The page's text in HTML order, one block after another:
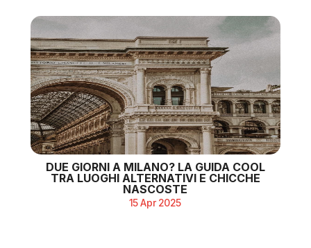
DUE GIORNI A MILANO? LA GUIDA COOL
TRA LUOGHI ALTERNATIVI E CHICCHE
NASCOSTE
15 Apr 2025